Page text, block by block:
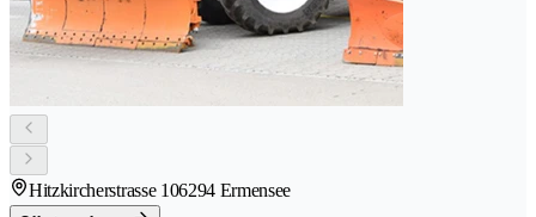
Hitzkircherstrasse 106294 Ermensee